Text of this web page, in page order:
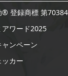
® 登録商標 第
ワード2025
ンペーン
ッカー